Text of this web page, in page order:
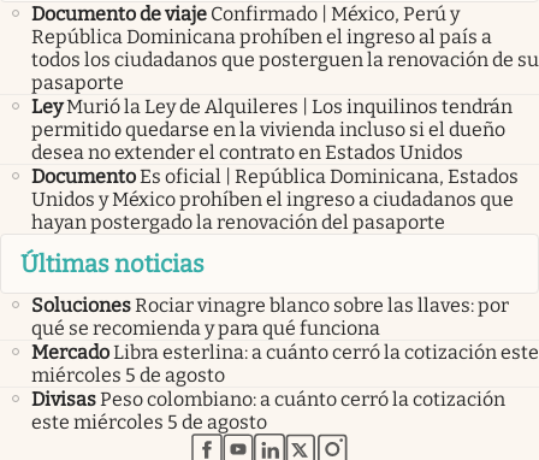
Documento de viaje Confirmado | México, Perú y
República Dominicana prohíben el ingreso al país a
todos los ciudadanos que posterguen la renovación de su
pasaporte
LeyMurió la Ley de Alquileres | Los inquilinos tendrán
permitido quedarse en la vivienda incluso si el dueño
desea no extender el contrato en Estados Unidos
DocumentoEs oficial | República Dominicana, Estados
Unidos y México prohíben el ingreso a ciudadanos que
hayan postergado la renovación del pasaporte
Últimas noticias
SolucionesRociar vinagre blanco sobre las llaves: por
qué se recomienda y para qué funciona
MercadoLibra esterlina: a cuánto cerró la cotización este
miércoles 5 de agosto
DivisasPeso colombiano: a cuánto cerró la cotización
este miércoles 5 de agosto
abre en nueva pestaña
abre en nueva pestaña
abre en nueva pestaña
abre en nueva pestaña
abre en nueva pestaña